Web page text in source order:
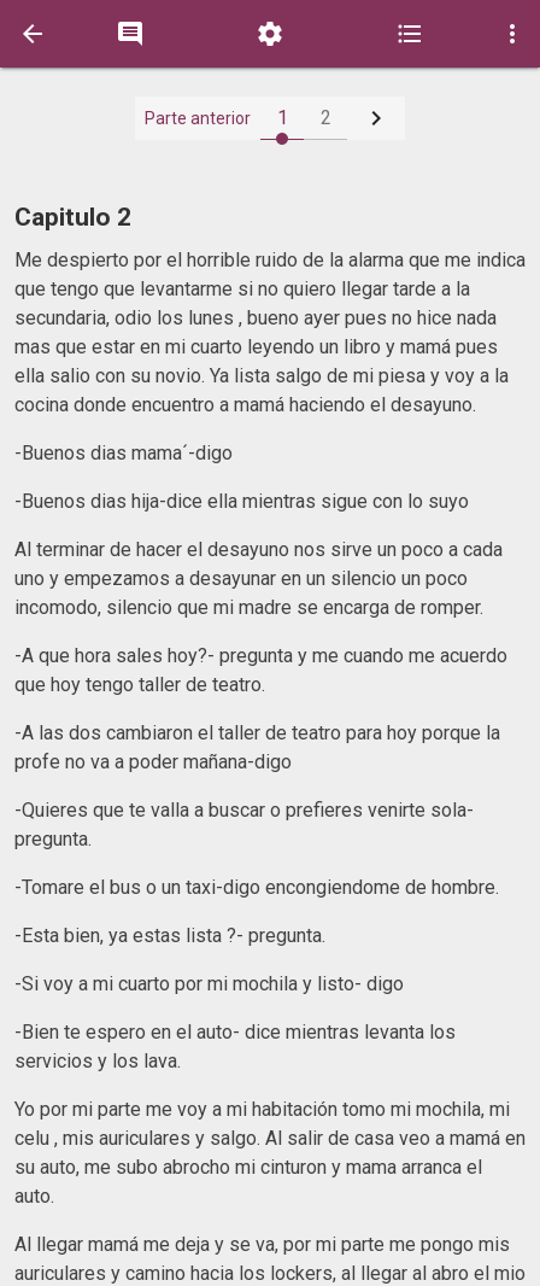
    
Parte anterior 1 2 
Capitulo 2
Me despierto por el horrible ruido de la alarma que me indica
que tengo que levantarme si no quiero llegar tarde a la
secundaria, odio los lunes , bueno ayer pues no hice nada
mas que estar en mi cuarto leyendo un libro y mamá pues
ella salio con su novio. Ya lista salgo de mi piesa y voy a la
cocina donde encuentro a mamá haciendo el desayuno.
-Buenos dias mama´-digo
-Buenos dias hija-dice ella mientras sigue con lo suyo
Al terminar de hacer el desayuno nos sirve un poco a cada
uno y empezamos a desayunar en un silencio un poco
incomodo, silencio que mi madre se encarga de romper.
-A que hora sales hoy?- pregunta y me cuando me acuerdo
que hoy tengo taller de teatro.
-A las dos cambiaron el taller de teatro para hoy porque la
profe no va a poder mañana-digo
-Quieres que te valla a buscar o prefieres venirte sola-
pregunta.
-Tomare el bus o un taxi-digo encongiendome de hombre.
-Esta bien, ya estas lista ?- pregunta.
-Si voy a mi cuarto por mi mochila y listo- digo
-Bien te espero en el auto- dice mientras levanta los
servicios y los lava.
Yo por mi parte me voy a mi habitación tomo mi mochila, mi
celu , mis auriculares y salgo. Al salir de casa veo a mamá en
su auto, me subo abrocho mi cinturon y mama arranca el
auto.
Al llegar mamá me deja y se va, por mi parte me pongo mis
auriculares y camino hacia los lockers, al llegar al abro el mio